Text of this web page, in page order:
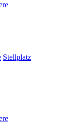
Stellplatz